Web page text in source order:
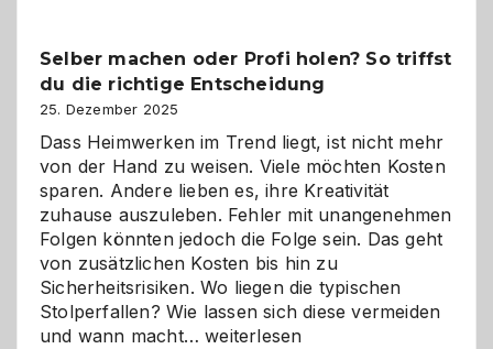
Herausforderungen
und
Zukunft
Selber machen oder Profi holen? So triffst
du die richtige Entscheidung
25. Dezember 2025
Dass Heimwerken im Trend liegt, ist nicht mehr
von der Hand zu weisen. Viele möchten Kosten
sparen. Andere lieben es, ihre Kreativität
zuhause auszuleben. Fehler mit unangenehmen
Folgen könnten jedoch die Folge sein. Das geht
von zusätzlichen Kosten bis hin zu
Sicherheitsrisiken. Wo liegen die typischen
Stolperfallen? Wie lassen sich diese vermeiden
und wann macht…Selber
weiterlesen